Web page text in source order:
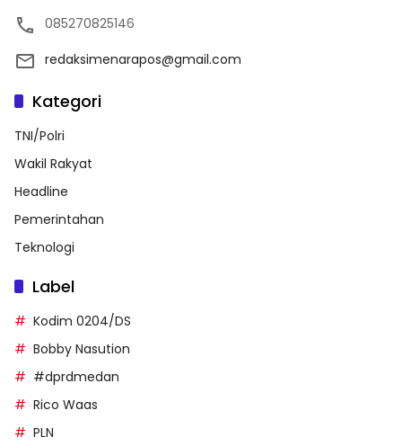
085270825146
redaksimenarapos@gmail.com
Kategori
TNI/Polri
Wakil Rakyat
Headline
Pemerintahan
Teknologi
Label
Kodim 0204/DS
Bobby Nasution
#dprdmedan
Rico Waas
PLN